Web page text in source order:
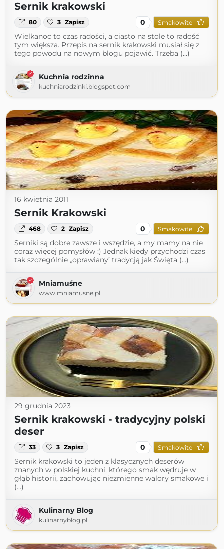
Sernik krakowski
80 3 Zapisz 0 Smakowite
Wielkanoc to czas radości, a ciasto na stole to radość
tym większa. Przepis na sernik krakowski musiał się z
tego powodu na nowym blogu pojawić. Trzeba (...)
Kuchnia rodzinna
kuchniarodzinki.blogspot.com
16 kwietnia 2011
Sernik Krakowski
468 2 Zapisz 0 Smakowite
Serniki są dobre zawsze i wszędzie, a my mamy na nie
coraz więcej pomysłów :) Jednak kiedy przychodzi czas
tak szczególnie „oprawiany’ tradycją jak Święta (...)
Mniamuśne
www.mniamusne.pl
29 grudnia 2023
Sernik krakowski - tradycyjny polski
deser
33 3 Zapisz 0 Smakowite
Sernik krakowski to jeden z klasycznych deserów
znanych w polskiej kuchni, którego smak wędruje w
głąb historii, zachowując niezmienne walory smakowe i
(...)
Kulinarny Blog
kulinarnyblog.pl